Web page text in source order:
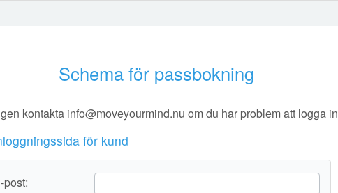
Schema för passbokning
kontakta info@moveyourmind.nu om du har problem att logga in
för kund
post: